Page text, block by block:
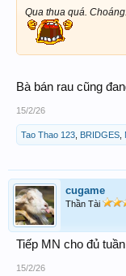
Qua thua quá.
Bà bán rau cũng
15/2/26
Tao Thao 123 BRIDGES
cugame
Thần Tài
Tiếp MN cho đủ
15/2/26